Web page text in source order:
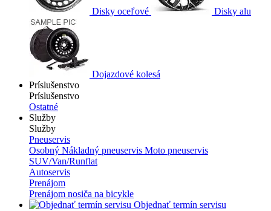
Disky oceľové Disky alu
Dojazdové kolesá
Príslušenstvo
Príslušenstvo
Ostatné
Služby
Služby
Pneuservis
Osobný Nákladný pneuservis Moto pneuservis
SUV/Van/Runflat
Autoservis
Prenájom
Prenájom nosiča na bicykle
Objednať termín servisu